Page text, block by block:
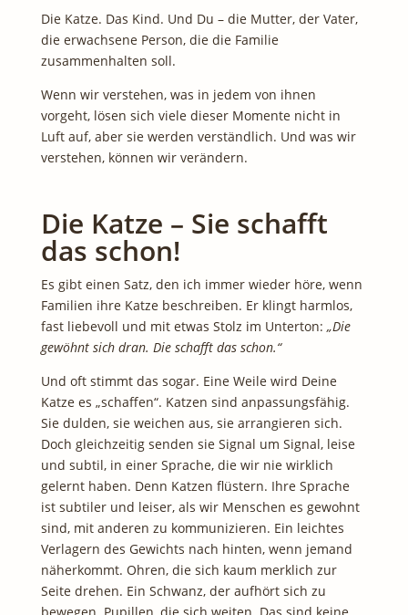
Die Katze. Das Kind. Und Du – die Mutter, der Vater,
die erwachsene Person, die die Familie
zusammenhalten soll.
Wenn wir verstehen, was in jedem von ihnen
vorgeht, lösen sich viele dieser Momente nicht in
Luft auf, aber sie werden verständlich. Und was wir
verstehen, können wir verändern.
Die Katze – Sie schafft
das schon!
Es gibt einen Satz, den ich immer wieder höre, wenn
Familien ihre Katze beschreiben. Er klingt harmlos,
fast liebevoll und mit etwas Stolz im Unterton: „Die
gewöhnt sich dran. Die schafft das schon.“
Und oft stimmt das sogar. Eine Weile wird Deine
Katze es „schaffen“. Katzen sind anpassungsfähig.
Sie dulden, sie weichen aus, sie arrangieren sich.
Doch gleichzeitig senden sie Signal um Signal, leise
und subtil, in einer Sprache, die wir nie wirklich
gelernt haben. Denn Katzen flüstern. Ihre Sprache
ist subtiler und leiser, als wir Menschen es gewohnt
sind, mit anderen zu kommunizieren. Ein leichtes
Verlagern des Gewichts nach hinten, wenn jemand
näherkommt. Ohren, die sich kaum merklich zur
Seite drehen. Ein Schwanz, der aufhört sich zu
bewegen. Pupillen, die sich weiten. Das sind keine